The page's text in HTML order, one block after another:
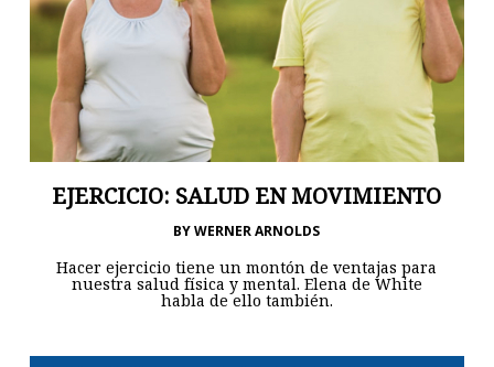
EJERCICIO: SALUD EN MOVIMIENTO
BY WERNER ARNOLDS
Hacer ejercicio tiene un montón de ventajas para
nuestra salud física y mental. Elena de White
habla de ello también.